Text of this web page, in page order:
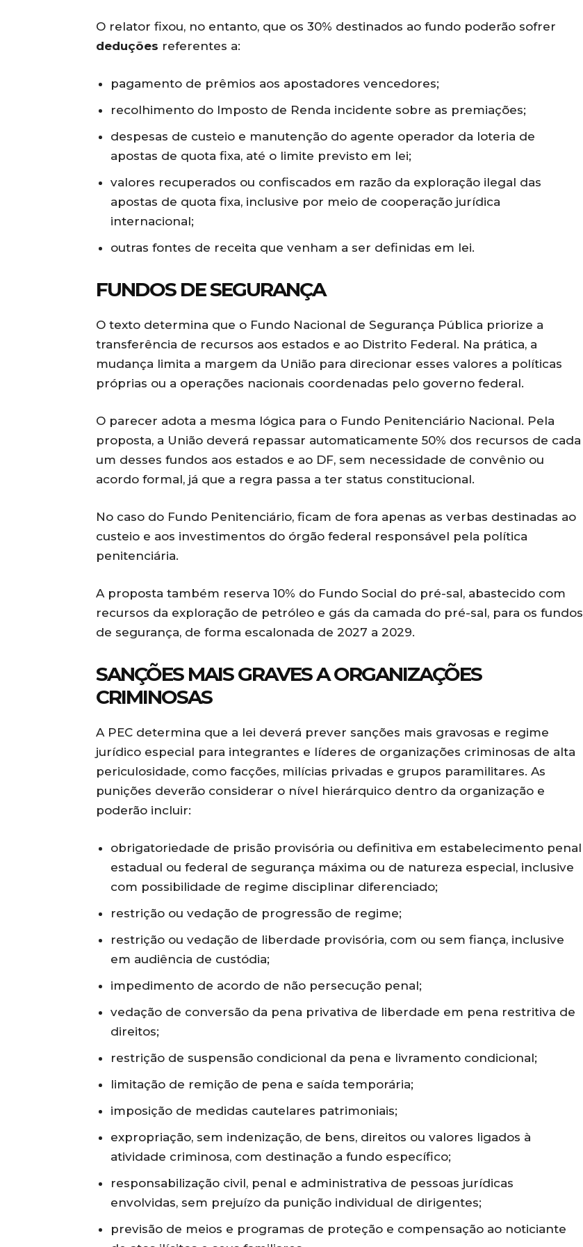
O relator fixou, no entanto, que os 30% destinados ao fundo poderão sofrer
deduções referentes a:
pagamento de prêmios aos apostadores vencedores;
recolhimento do Imposto de Renda incidente sobre as premiações;
despesas de custeio e manutenção do agente operador da loteria de
apostas de quota fixa, até o limite previsto em lei;
valores recuperados ou confiscados em razão da exploração ilegal das
apostas de quota fixa, inclusive por meio de cooperação jurídica
internacional;
outras fontes de receita que venham a ser definidas em lei.
FUNDOS DE SEGURANÇA
O texto determina que o Fundo Nacional de Segurança Pública priorize a
transferência de recursos aos estados e ao Distrito Federal. Na prática, a
mudança limita a margem da União para direcionar esses valores a políticas
próprias ou a operações nacionais coordenadas pelo governo federal.
O parecer adota a mesma lógica para o Fundo Penitenciário Nacional. Pela
proposta, a União deverá repassar automaticamente 50% dos recursos de cada
um desses fundos aos estados e ao DF, sem necessidade de convênio ou
acordo formal, já que a regra passa a ter status constitucional.
No caso do Fundo Penitenciário, ficam de fora apenas as verbas destinadas ao
custeio e aos investimentos do órgão federal responsável pela política
penitenciária.
A proposta também reserva 10% do Fundo Social do pré-sal, abastecido com
recursos da exploração de petróleo e gás da camada do pré-sal, para os fundos
de segurança, de forma escalonada de 2027 a 2029.
SANÇÕES MAIS GRAVES A ORGANIZAÇÕES
CRIMINOSAS
A PEC determina que a lei deverá prever sanções mais gravosas e regime
jurídico especial para integrantes e líderes de organizações criminosas de alta
periculosidade, como facções, milícias privadas e grupos paramilitares. As
punições deverão considerar o nível hierárquico dentro da organização e
poderão incluir:
obrigatoriedade de prisão provisória ou definitiva em estabelecimento penal
estadual ou federal de segurança máxima ou de natureza especial, inclusive
com possibilidade de regime disciplinar diferenciado;
restrição ou vedação de progressão de regime;
restrição ou vedação de liberdade provisória, com ou sem fiança, inclusive
em audiência de custódia;
impedimento de acordo de não persecução penal;
vedação de conversão da pena privativa de liberdade em pena restritiva de
direitos;
restrição de suspensão condicional da pena e livramento condicional;
limitação de remição de pena e saída temporária;
imposição de medidas cautelares patrimoniais;
expropriação, sem indenização, de bens, direitos ou valores ligados à
atividade criminosa, com destinação a fundo específico;
responsabilização civil, penal e administrativa de pessoas jurídicas
envolvidas, sem prejuízo da punição individual de dirigentes;
previsão de meios e programas de proteção e compensação ao noticiante